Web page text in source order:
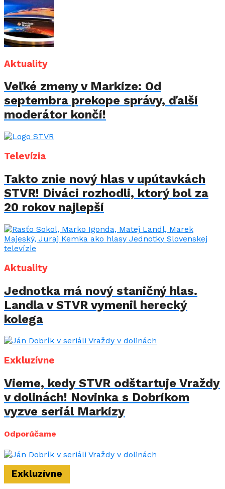
Aktuality
Veľké zmeny v Markíze: Od
septembra prekope správy, ďalší
moderátor končí!
Televízia
Takto znie nový hlas v upútavkách
STVR! Diváci rozhodli, ktorý bol za
20 rokov najlepší
Aktuality
Jednotka má nový staničný hlas.
Landla v STVR vymenil herecký
kolega
Exkluzívne
Vieme, kedy STVR odštartuje Vraždy
v dolinách! Novinka s Dobríkom
vyzve seriál Markízy
Odporúčame
Exkluzívne